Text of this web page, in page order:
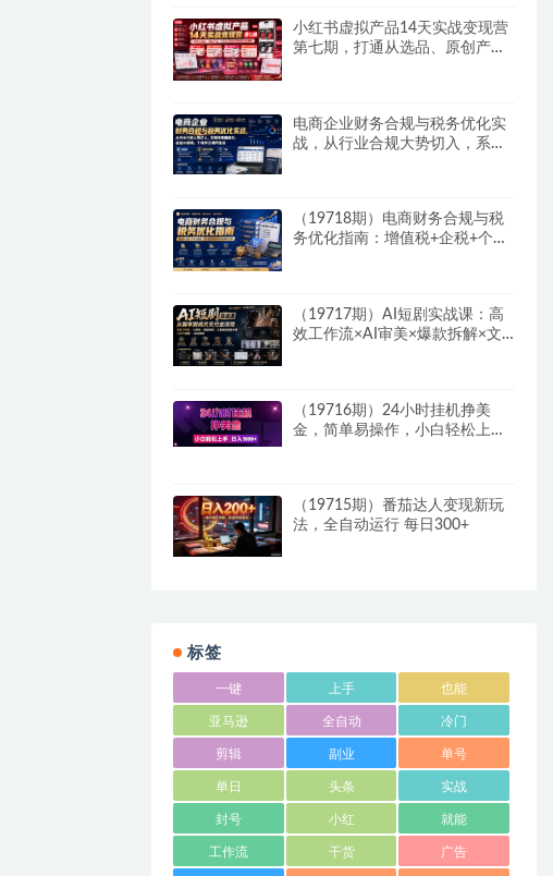
小红书虚拟产品14天实战变现营
第七期，打通从选品、原创产
电商企业财务合规与税务优化实
战，从行业合规大势切入，系统
（19718期）电商财务合规与税
务优化指南：增值税+企税+个税
（19717期）AI短剧实战课：高
效工作流×AI审美×爆款拆解×文
（19716期）24小时挂机挣美
金，简单易操作，小白轻松上
（19715期）番茄达人变现新玩
法，全自动运行 每日300+
标签
一键 上手 也能
亚马逊 全自动 冷门
剪辑 副业 单号
单日 头条 实战
封号 小红 就能
工作流 干货 广告